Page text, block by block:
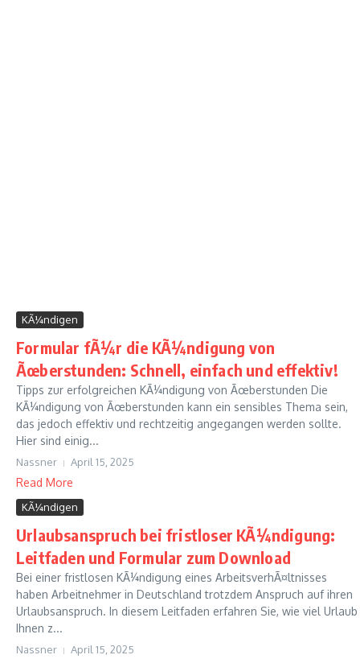
KÃ¼ndigen
Formular fÃ¼r die KÃ¼ndigung von
Ãœberstunden: Schnell, einfach und effektiv!
Tipps zur erfolgreichen KÃ¼ndigung von Ãœberstunden Die
KÃ¼ndigung von Ãœberstunden kann ein sensibles Thema sein,
das jedoch effektiv und rechtzeitig angegangen werden sollte.
Hier sind einig...
Nassner April 15, 2025
Read More
KÃ¼ndigen
Urlaubsanspruch bei fristloser KÃ¼ndigung:
Leitfaden und Formular zum Download
Bei einer fristlosen KÃ¼ndigung eines ArbeitsverhÃ¤ltnisses
haben Arbeitnehmer in Deutschland trotzdem Anspruch auf ihren
Urlaubsanspruch. In diesem Leitfaden erfahren Sie, wie viel Urlaub
Ihnen z...
Nassner April 15, 2025